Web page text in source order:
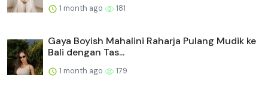
1 month ago 181
Gaya Boyish Mahalini Raharja Pulang Mudik ke
Bali dengan Tas...
1 month ago 179